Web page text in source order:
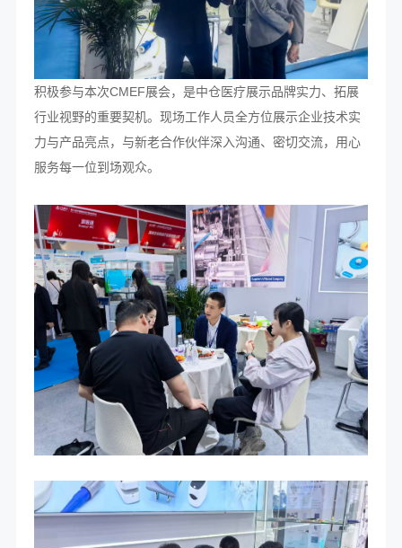
积极参与本次CMEF展会，是中仓医疗展示品牌实力、拓展
行业视野的重要契机。现场工作人员全方位展示企业技术实
力与产品亮点，与新老合作伙伴深入沟通、密切交流，用心
服务每一位到场观众。